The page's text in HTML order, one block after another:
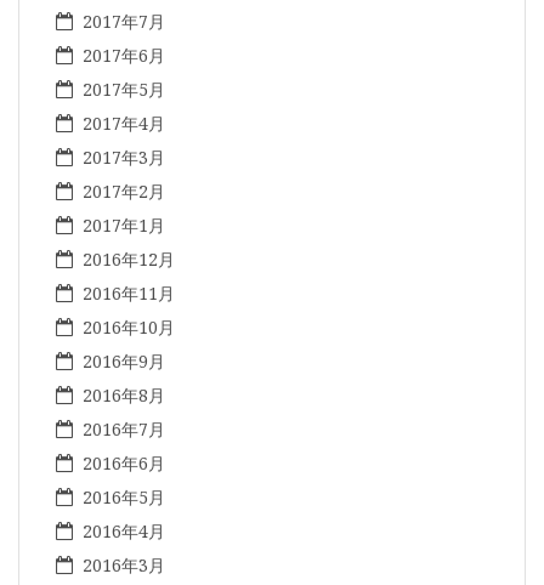
2017年7月
2017年6月
2017年5月
2017年4月
2017年3月
2017年2月
2017年1月
2016年12月
2016年11月
2016年10月
2016年9月
2016年8月
2016年7月
2016年6月
2016年5月
2016年4月
2016年3月